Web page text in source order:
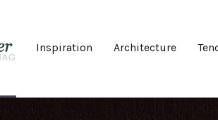
Inspiration Architecture